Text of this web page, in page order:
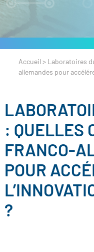
Accueil > Laboratoires
allemandes pour
: QUELLES
FRANCO-
POUR
?